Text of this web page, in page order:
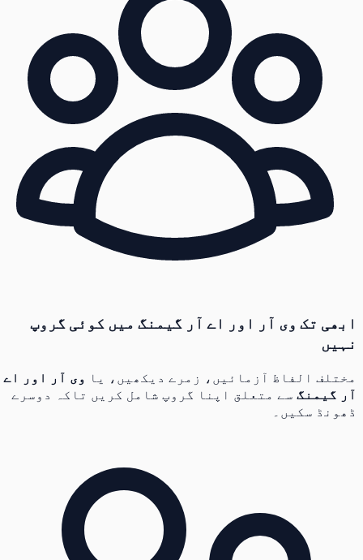
ابھی تک وی آر اور اے آر گیمنگ میں کوئی گروپ
نہیں
مختلف الفاظ آزمائیں، زمرے دیکھیں، یا وی آر اور اے
آر گیمنگسے متعلق اپنا گروپ شامل کریں تاکہ دوسرے
ڈھونڈ سکیں۔